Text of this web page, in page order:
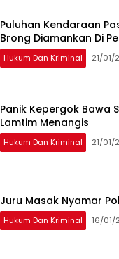
Puluhan Kendaraan
Brong Diamankan Di
Hukum Dan Kriminal 21/01/
Panik Kepergok Bawa
Lamtim Menangis
Hukum Dan Kriminal 21/01/
Juru Masak Nyamar
Hukum Dan Kriminal 16/01/